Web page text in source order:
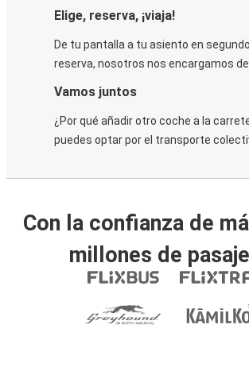
Elige, reserva, ¡viaja!
De tu pantalla a tu asiento en
reserva, nosotros nos encargamos
Vamos juntos
¿Por qué añadir otro coche a la
puedes optar por el transporte
Con la confianza de
millones de